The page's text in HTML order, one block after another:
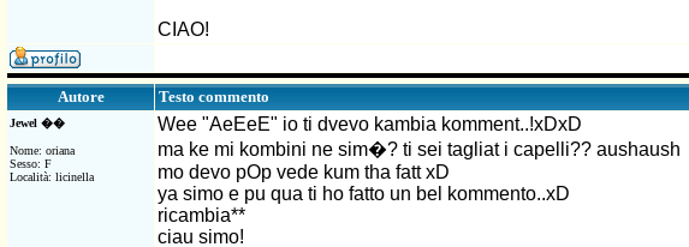
CIAO!
Autore Testo commento
Jewel ��
Nome: oriana
Sesso: F
Località: licinella
Wee "AeEeE" io ti dvevo kambia komment..!xDxD
ma ke mi kombini ne sim�? ti sei tagliat i capelli?? aushaush
mo devo pOp vede kum tha fatt xD
ya simo e pu qua ti ho fatto un bel kommento..xD
ricambia**
ciau simo!